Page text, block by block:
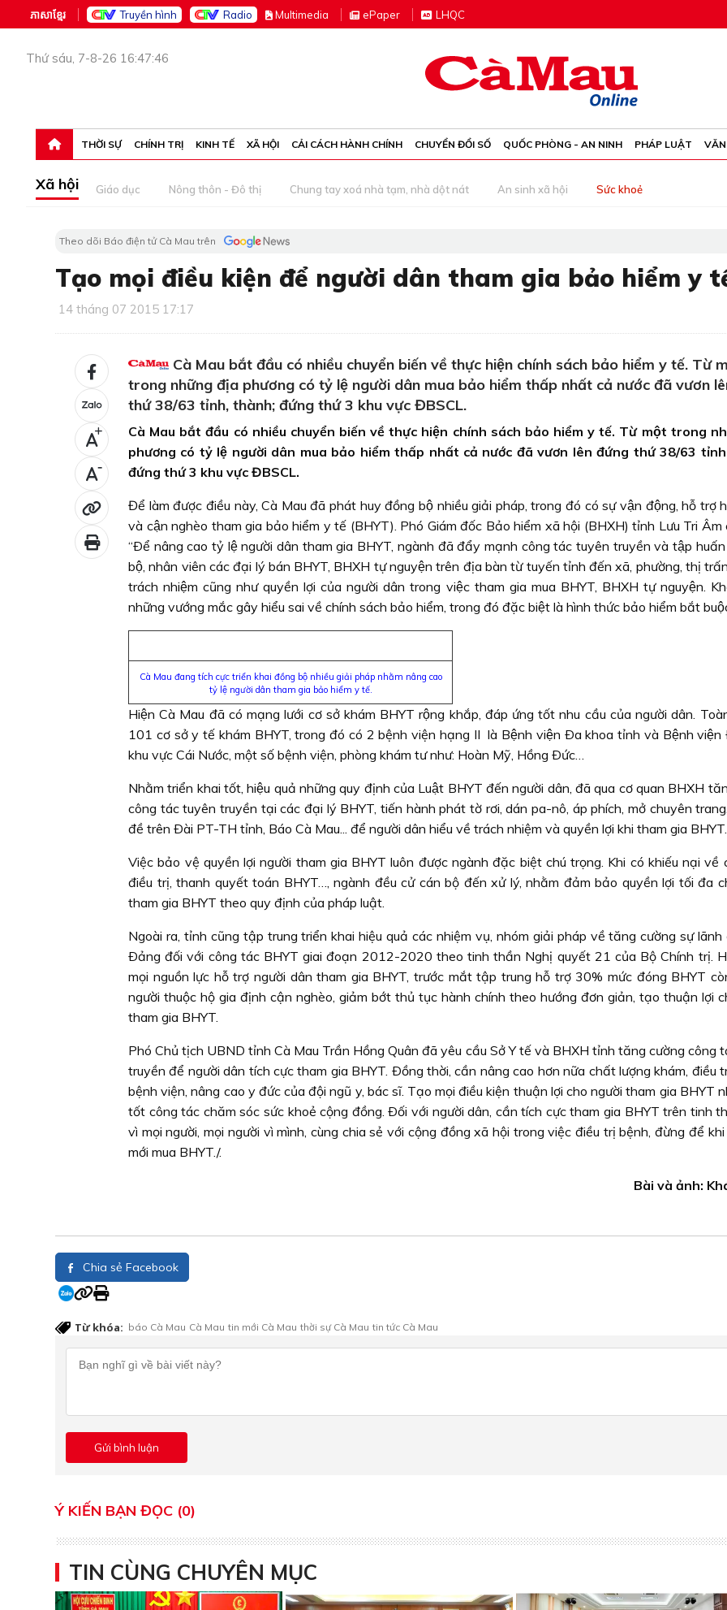
ភាសាខ្មែរ Truyền hình Radio Multimedia ePaper LHQC
Thứ sáu, 7-8-26 16:47:46
THỜI SỰ CHÍNH TRỊ KINH TẾ XÃ HỘI CẢI CÁCH HÀNH CHÍNH CHUYỂN ĐỔI SỐ QUỐC PHÒNG - AN NINH PHÁP LUẬT
Xã hội Giáo dục Nông thôn - Đô thị Chung tay xoá nhà tạm, nhà dột nát An sinh xã hội Sức khoẻ
Theo dõi Báo điện tử Cà Mau trên
Tạo mọi điều kiện để người dân tham gia bảo hiểm y
14 tháng 07 2015 17:17
+
-
Cà Mau bắt đầu có nhiều chuyển biến về thực hiện chính sách bảo hiểm y tế. Từ
trong những địa phương có tỷ lệ người dân mua bảo hiểm thấp nhất cả nước đã vươn
thứ 38/63 tỉnh, thành; đứng thứ 3 khu vực ĐBSCL.
Cà Mau bắt đầu có nhiều chuyển biến về thực hiện chính sách bảo hiểm y tế. Từ một trong
phương có tỷ lệ người dân mua bảo hiểm thấp nhất cả nước đã vươn lên đứng thứ 38/63
đứng thứ 3 khu vực ĐBSCL.
Để làm được điều này, Cà Mau đã phát huy đồng bộ nhiều giải pháp, trong đó có sự vận động, hỗ trợ
và cận nghèo tham gia bảo hiểm y tế (BHYT). Phó Giám đốc Bảo hiểm xã hội (BHXH) tỉnh Lưu Tri Âm
“Ðể nâng cao tỷ lệ người dân tham gia BHYT, ngành đã đẩy mạnh công tác tuyên truyền và tập
bộ, nhân viên các đại lý bán BHYT, BHXH tự nguyện trên địa bàn từ tuyến tỉnh đến xã, phường, thị
trách nhiệm cũng như quyền lợi của người dân trong việc tham gia mua BHYT, BHXH tự nguyện.
những vướng mắc gây hiểu sai về chính sách bảo hiểm, trong đó đặc biệt là hình thức bảo hiểm bắt
Cà Mau đang tích cực triển khai đồng bộ nhiều giải pháp nhằm nâng cao
tỷ lệ người dân tham gia bảo hiểm y tế.
Hiện Cà Mau đã có mạng lưới cơ sở khám BHYT rộng khắp, đáp ứng tốt nhu cầu của người dân.
101 cơ sở y tế khám BHYT, trong đó có 2 bệnh viện hạng II là Bệnh viện Ða khoa tỉnh và Bệnh viện
khu vực Cái Nước, một số bệnh viện, phòng khám tư như: Hoàn Mỹ, Hồng Ðức…
Nhằm triển khai tốt, hiệu quả những quy định của Luật BHYT đến người dân, đã qua cơ quan BHXH
công tác tuyên truyền tại các đại lý BHYT, tiến hành phát tờ rơi, dán pa-nô, áp phích, mở chuyên
đề trên Ðài PT-TH tỉnh, Báo Cà Mau... để người dân hiểu về trách nhiệm và quyền lợi khi tham gia BHYT.
Việc bảo vệ quyền lợi người tham gia BHYT luôn được ngành đặc biệt chú trọng. Khi có khiếu nại về
điều trị, thanh quyết toán BHYT…, ngành đều cử cán bộ đến xử lý, nhằm đảm bảo quyền lợi tối đa
tham gia BHYT theo quy định của pháp luật.
Ngoài ra, tỉnh cũng tập trung triển khai hiệu quả các nhiệm vụ, nhóm giải pháp về tăng cường sự
Ðảng đối với công tác BHYT giai đoạn 2012-2020 theo tinh thần Nghị quyết 21 của Bộ Chính trị.
mọi nguồn lực hỗ trợ người dân tham gia BHYT, trước mắt tập trung hỗ trợ 30% mức đóng BHYT
người thuộc hộ gia định cận nghèo, giảm bớt thủ tục hành chính theo hướng đơn giản, tạo thuận lợi
tham gia BHYT.
Phó Chủ tịch UBND tỉnh Cà Mau Trần Hồng Quân đã yêu cầu Sở Y tế và BHXH tỉnh tăng cường công
truyền để người dân tích cực tham gia BHYT. Ðồng thời, cần nâng cao hơn nữa chất lượng khám, điều
bệnh viện, nâng cao y đức của đội ngũ y, bác sĩ. Tạo mọi điều kiện thuận lợi cho người tham gia BHYT
tốt công tác chăm sóc sức khoẻ cộng đồng. Ðối với người dân, cần tích cực tham gia BHYT trên tinh
vì mọi người, mọi người vì mình, cùng chia sẻ với cộng đồng xã hội trong việc điều trị bệnh, đừng để
mới mua BHYT./.
Bài và ảnh:
Chia sẻ Facebook
Từ khóa: báo Cà Mau Cà Mau tin mới Cà Mau thời sự Cà Mau tin tức Cà Mau
Ý KIẾN BẠN ĐỌC (0)
TIN CÙNG CHUYÊN MỤC